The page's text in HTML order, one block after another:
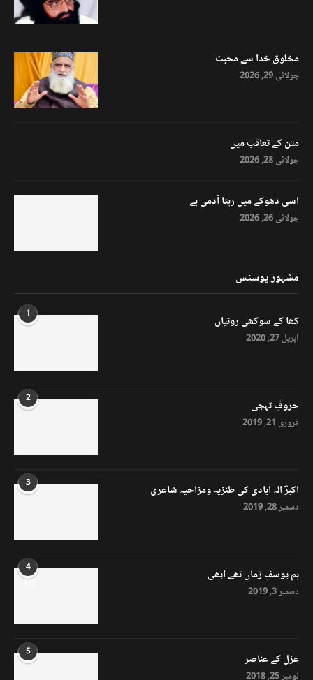
مخلوق خدا سے محبت
جولائی 29, 2026
متن کے تعاقب میں
جولائی 28, 2026
اسی دھوکے میں رہتا آدمی ہے
جولائی 26, 2026
مشہور پوسٹس
1 کھا کے سوکھی روٹیاں
اپریل 27, 2020
2 حروفِ تہجی
فروری 21, 2019
3 اکبرؔ الہ آبادی کی طنزیہ ومزاحیہ شاعری
دسمبر 28, 2019
4
8.0 ہم یوسفِ زماں تھے ابھی
دسمبر 3, 2019
5 غزل کے عناصر
نومبر 25, 2018